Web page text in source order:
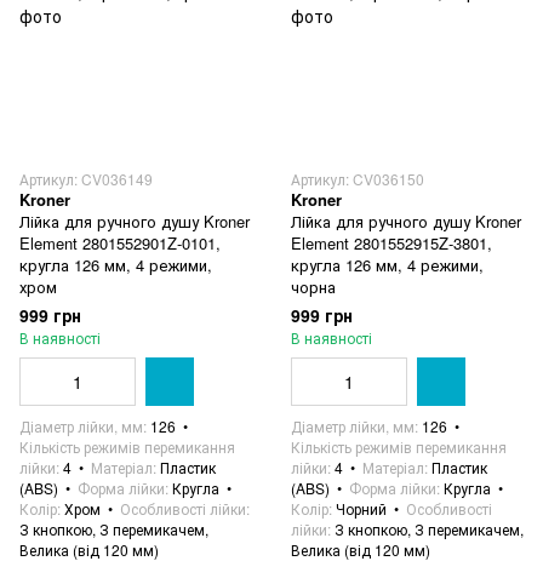
Артикул: CV036149
Kroner
Лійка для ручного душу Kroner
Element 2801552901Z-0101,
кругла 126 мм, 4 режими,
хром
999 грн
В наявності
Діаметр лійки, мм 126
Кількість режимів перемикання
лійки 4 Матеріал Пластик
(ABS)
Форма лійки Кругла
Колір Хром
Особливості лійки
З кнопкою, З перемикачем,
Велика (від 120 мм)
Артикул: CV036150
Kroner
Лійка для ручного душу Kroner
Element 2801552915Z-3801,
кругла 126 мм, 4 режими,
чорна
999 грн
В наявності
Діаметр лійки, мм 126
Кількість режимів перемикання
лійки 4 Матеріал Пластик
(ABS)
Форма лійки Кругла
Колір Чорний
Особливості
лійки З кнопкою, З перемикачем,
Велика (від 120 мм)